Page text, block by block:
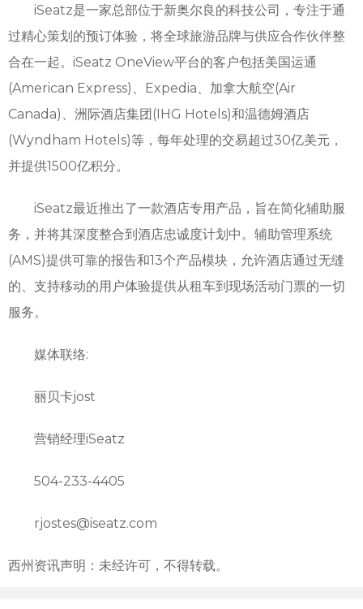
iSeatz是一家总部位于新奥尔良的科技公司，专注于通
过精心策划的预订体验，将全球旅游品牌与供应合作伙伴整
合在一起。iSeatz OneView平台的客户包括美国运通
(American Express)、Expedia、加拿大航空(Air
Canada)、洲际酒店集团(IHG Hotels)和温德姆酒店
(Wyndham Hotels)等，每年处理的交易超过30亿美元，
并提供1500亿积分。
iSeatz最近推出了一款酒店专用产品，旨在简化辅助服
务，并将其深度整合到酒店忠诚度计划中。辅助管理系统
(AMS)提供可靠的报告和13个产品模块，允许酒店通过无缝
的、支持移动的用户体验提供从租车到现场活动门票的一切
服务。
媒体联络:
丽贝卡jost
营销经理iSeatz
504-233-4405
rjostes@iseatz.com
西州资讯声明：未经许可，不得转载。